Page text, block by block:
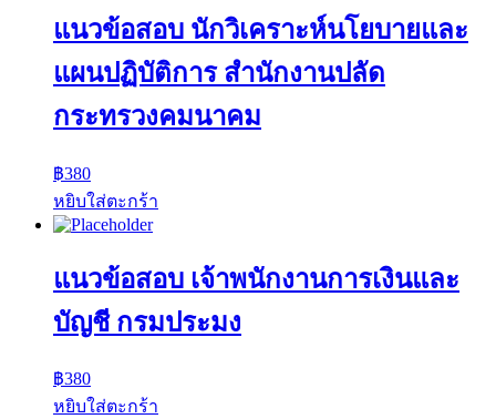
แนวข้อสอบ นักวิเคราะห์นโยบายและ
แผนปฏิบัติการ สำนักงานปลัด
กระทรวงคมนาคม
฿380
หยิบใส่ตะกร้า
แนวข้อสอบ เจ้าพนักงานการเงินและ
บัญชี กรมประมง
฿380
หยิบใส่ตะกร้า